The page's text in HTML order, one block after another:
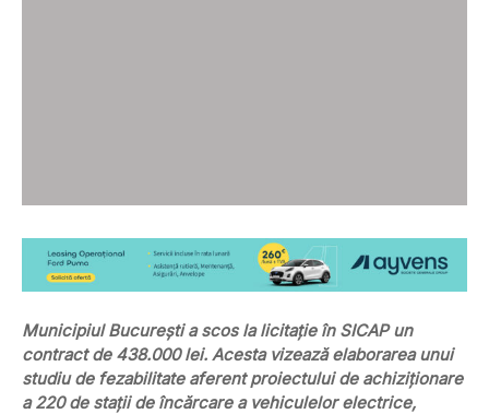
Municipiul București a scos la licitație în SICAP un
contract de 438.000 lei. Acesta vizează elaborarea unui
studiu de fezabilitate aferent proiectului de achiziționare
a 220 de stații de încărcare a vehiculelor electrice,